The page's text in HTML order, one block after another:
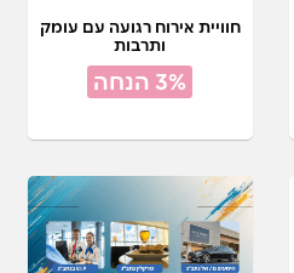
חוויית אירוח רגועה עם עומק
ותרבות
3% הנחה